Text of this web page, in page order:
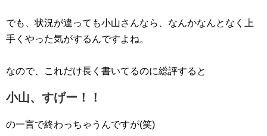
でも、状況が違っても小山さんなら、なんかなんとなく上
手くやった気がするんですよね。
なので、これだけ長く書いてるのに総評すると
小山、すげー！！
の一言で終わっちゃうんですが(笑)